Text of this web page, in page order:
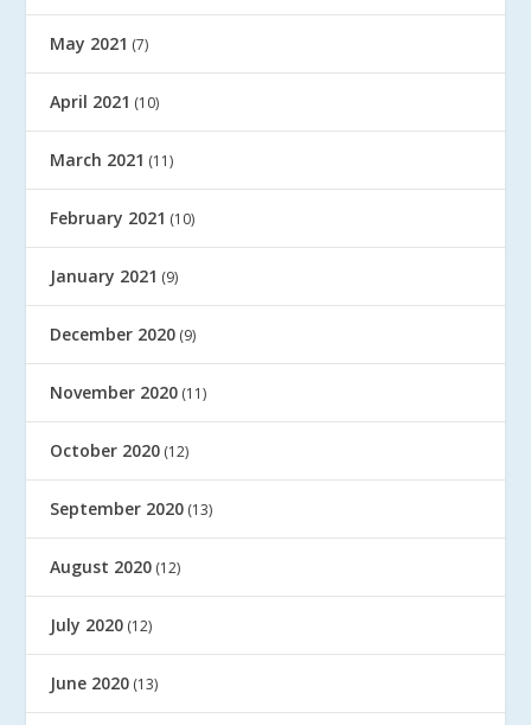
May 2021 (7)
April 2021 (10)
March 2021 (11)
February 2021 (10)
January 2021 (9)
December 2020 (9)
November 2020 (11)
October 2020 (12)
September 2020 (13)
August 2020 (12)
July 2020 (12)
June 2020 (13)